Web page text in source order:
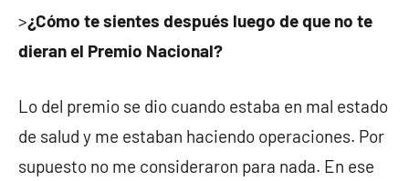
>¿Cómo te sientes después luego de que no te
dieran el Premio Nacional?
Lo del premio se dio cuando estaba en mal estado
de salud y me estaban haciendo operaciones. Por
supuesto no me consideraron para nada. En ese